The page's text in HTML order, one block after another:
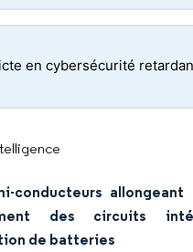
en cybersécurité
conducteurs allongeant
des circuits
de batteries